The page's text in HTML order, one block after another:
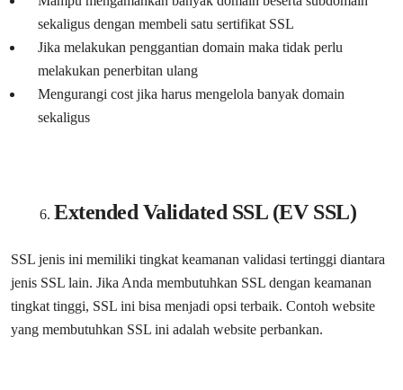
sekaligus dengan membeli satu sertifikat SSL
Jika melakukan penggantian domain maka tidak perlu
melakukan penerbitan ulang
Mengurangi cost jika harus mengelola banyak domain
sekaligus
Extended Validated SSL (EV SSL)
SSL jenis ini memiliki tingkat keamanan validasi tertinggi diantara
jenis SSL lain. Jika Anda membutuhkan SSL dengan keamanan
tingkat tinggi, SSL ini bisa menjadi opsi terbaik. Contoh website
yang membutuhkan SSL ini adalah website perbankan.